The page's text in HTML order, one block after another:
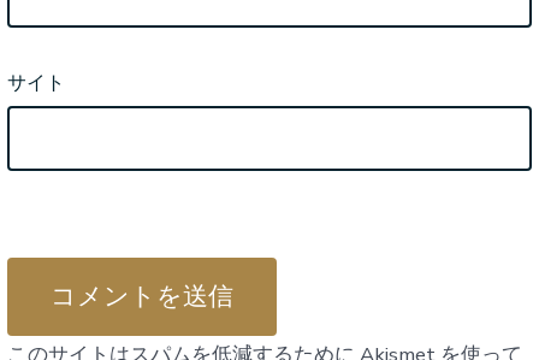
サイト